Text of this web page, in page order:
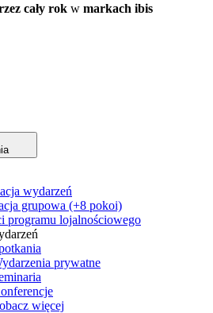
cały rok w markach ibis
wydarzeń
grupowa (+8 pokoi)
programu lojalnościowego
prywatne
więcej